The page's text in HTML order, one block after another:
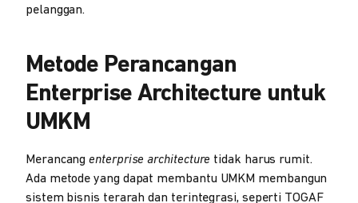
pelanggan.
Metode Perancangan
Enterprise Architecture untuk
UMKM
Merancangenterprise architecture tidak harus rumit.
Ada metode yang dapat membantu UMKM membangun
sistem bisnis terarah dan terintegrasi, seperti TOGAF